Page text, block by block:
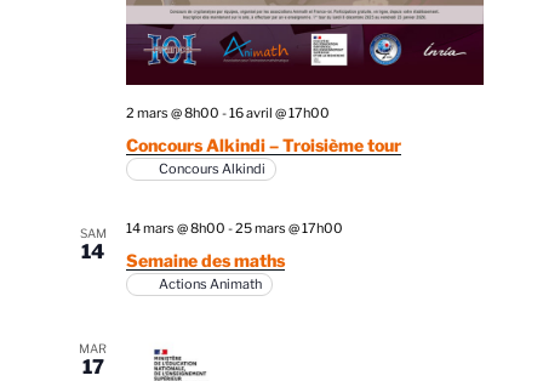
Concours Alkindi – Troisième tour
2 mars @ 8h00 -16 avril @ 17h00
Concours Alkindi
SAM
14 Semaine des maths
14 mars @ 8h00 -25 mars @ 17h00
Actions Animath
MAR
17